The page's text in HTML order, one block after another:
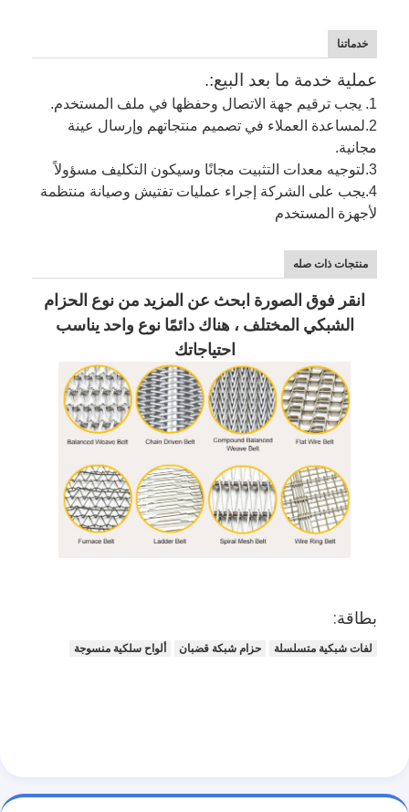
خدماتنا
عملية خدمة ما بعد البيع:.
1. يجب ترقيم جهة الاتصال وحفظها في ملف المستخدم.
2. لمساعدة العملاء في تصميم منتجاتهم وإرسال عينة
مجانية.
3. لتوجيه معدات التثبيت مجانًا وسيكون التكليف مسؤولاً
4. يجب على الشركة إجراء عمليات تفتيش وصيانة منتظمة
لأجهزة المستخدم
منتجات ذات صله
انقر فوق الصورة ابحث عن المزيد من نوع الحزام
الشبكي المختلف ، هناك دائمًا نوع واحد يناسب
احتياجاتك
بطاقة:
لفات شبكية متسلسلة حزام شبكة قضبان ألواح سلكية منسوجة